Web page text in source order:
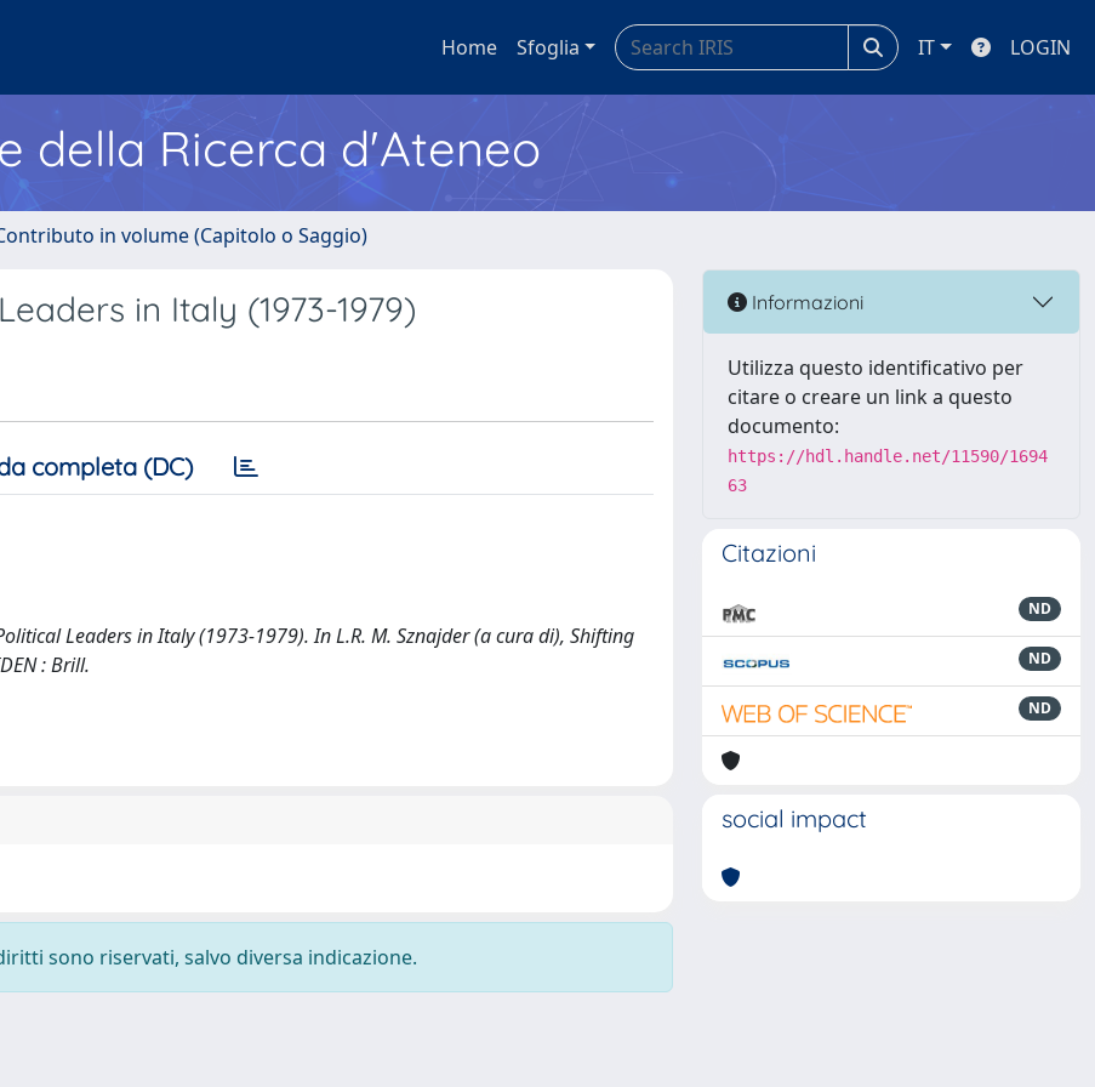
Home Sfoglia IT LOGIN
della Ricerca d'Ateneo
in volume (Capitolo o Saggio)
in Italy (1973-1979)
completa (DC)
Leaders in Italy (1973-1979). In L.R. M. Sznajder (a cura di), Shifting
: Brill.
sono riservati, salvo diversa indicazione.
Informazioni
Utilizza questo identificativo per
citare o creare un link a questo
documento:
https://hdl.handle.net/11590/1694
63
Citazioni
ND
ND
ND
social impact